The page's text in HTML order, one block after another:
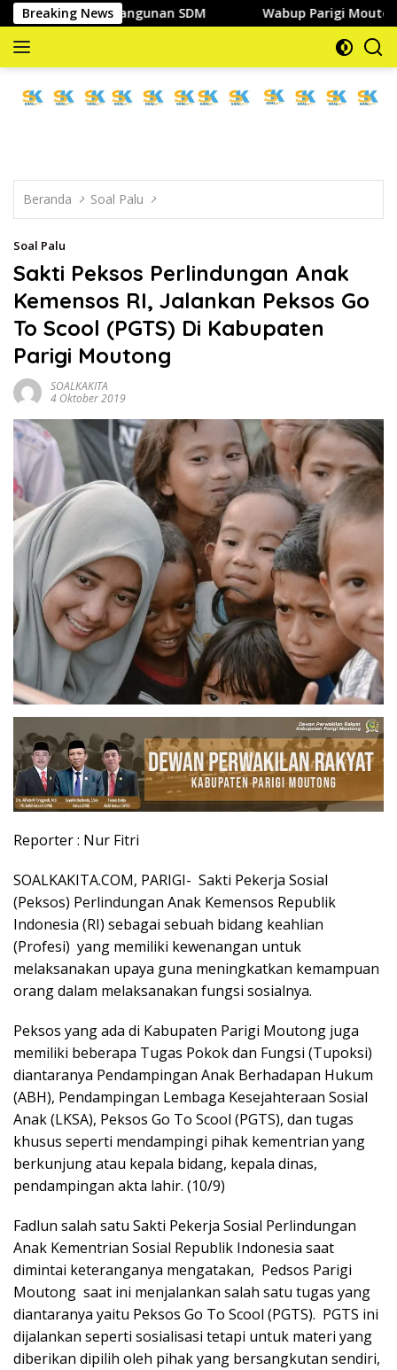
Langsung
ke
konten
Breaking News
SDM Wabup Parigi Moutong Hadiri
mengabarkan
Beranda Soal Palu
Soal Palu
Sakti Peksos Perlindungan Anak
Kemensos RI, Jalankan Peksos Go
To Scool (PGTS) Di Kabupaten
Parigi Moutong
SOALKAKITA
4 Oktober 2019
Reporter : Nur Fitri
SOALKAKITA.COM, PARIGI- Sakti Pekerja Sosial
(Peksos) Perlindungan Anak Kemensos Republik
Indonesia (RI) sebagai sebuah bidang keahlian
(Profesi) yang memiliki kewenangan untuk
melaksanakan upaya guna meningkatkan kemampuan
orang dalam melaksanakan fungsi sosialnya.
Peksos yang ada di Kabupaten Parigi Moutong juga
memiliki beberapa Tugas Pokok dan Fungsi (Tupoksi)
diantaranya Pendampingan Anak Berhadapan Hukum
(ABH), Pendampingan Lembaga Kesejahteraan Sosial
Anak (LKSA), Peksos Go To Scool (PGTS), dan tugas
khusus seperti mendampingi pihak kementrian yang
berkunjung atau kepala bidang, kepala dinas,
pendampingan akta lahir. (10/9)
Fadlun salah satu Sakti Pekerja Sosial Perlindungan
Anak Kementrian Sosial Republik Indonesia saat
dimintai keteranganya mengatakan, Pedsos Parigi
Moutong saat ini menjalankan salah satu tugas yang
diantaranya yaitu Peksos Go To Scool (PGTS). PGTS ini
dijalankan seperti sosialisasi tetapi untuk materi yang
diberikan dipilih oleh pihak yang bersangkutan sendiri,